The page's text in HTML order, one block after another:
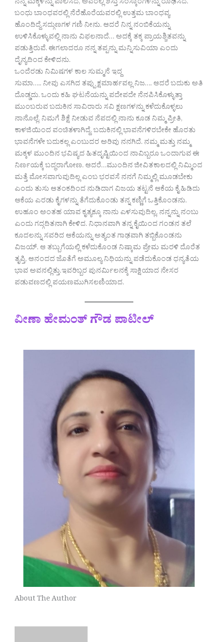
ನನ್ನ ಮಕ್ಕಳನ್ನು ಪಾಲಿಸಿದೆ, ಅವರಲ್ಲಿ ಶಿಸ್ತು ಸಂಸ್ಕಾರಗಳನ್ನು ರೂಢಿಸಿದೆ.
ಬಂಧು ಬಾಂಧವರಲ್ಲಿ ನೆರೆಹೊರೆಯವರಲ್ಲಿ ಉತ್ತಮ ಬಾಂಧವ್ಯ
ಹೊಂದಿದ್ದೆ.ಸದ್ಗುಣಗಳ ಗಣಿ ನೀನು. ಆದರೆ ನಿನ್ನ ನಂಬಿಕೆಯನ್ನು
ಉಳಿಸಿಕೊಳ್ಳುವಲ್ಲಿ ನಾನು ವಿಫಲನಾದೆ… ಅದಕ್ಕೆ ತಕ್ಕ ಪ್ರಾಯಶ್ಚಿತವನ್ನು
ಪಡುತ್ತಿರುವೆ. ಈಗಲಾದರೂ ನನ್ನ ತಪ್ಪನ್ನು ಮನ್ನಿಸುವಿಯಾ ಎಂದು
ದೈನ್ಯದಿಂದ ಕೇಳಿದನು.
ಒಂದೆರಡು ನಿಮಿಷಗಳ ಕಾಲ ಸುಮ್ಮನೆ ಇದ್ದ
ಸುಮಾ….. ನೀವು ಎಸಗಿದ ತಪ್ಪು ಕ್ಷಮಾರ್ಹವಲ್ಲ ನಿಜ…. ಆದರೆ ಬದುಕು ಅತಿ
ದೊಡ್ಡದು. ಒಂದು ಕಹಿ ಘಟನೆಯನ್ನು ಪದೇಪದೇ ನೆನಪಿಸಿಕೊಳ್ಳುತ್ತಾ
ಮುಂಬರುವ ಬದುಕಿನ ಸಾವಿರಾರು ಸವಿ ಕ್ಷಣಗಳನ್ನು ಕಳೆದುಕೊಳ್ಳಲು
ನಾನೊಲ್ಲೆ. ನಿಮಗೆ ಶಿಕ್ಷೆ ನೀಡುವ ನೆಪದಲ್ಲಿ ನಾನು ಕೂಡ ನಿಮ್ಮ ಪ್ರೀತಿ,
ಕಾಳಜಿಯಿಂದ ವಂಚಿತಳಾಗಿದ್ದೆ. ಬದುಕಿನಲ್ಲಿ ಭಾವನೆಗಳಿರಬೇಕೇ ಹೊರತು
ಭಾವನೆಗಳೇ ಬದುಕಲ್ಲ ಎಂಬುದರ ಅರಿವು ನನಗಿದೆ. ನಮ್ಮ ಮತ್ತು ನಮ್ಮ
ಮಕ್ಕಳ ಮುಂದಿನ ಭವಿಷ್ಯದ ಹಿತದೃಷ್ಟಿಯಿಂದ ನಾವಿಬ್ಬರೂ ಒಂದಾಗುವ ಈ
ನಿರ್ಣಯಕ್ಕೆ ಬದ್ಧರಾಗೋಣ. ಆದರೆ…ಮುಂದಿನ ಜೀವಿತಕಾಲದಲ್ಲಿ ನಿಮ್ಮಿಂದ
ಮತ್ತೆ ಮೋಸವಾಗುವುದಿಲ್ಲ ಎಂಬ ಭರವಸೆ ನನಗೆ ನಿಮ್ಮಲ್ಲಿ ಮೂಡಬೇಕು
ಎಂದು ತುಸು ಆತಂಕದಿಂದ ನುಡಿದಾಗ ವಿಜಯ ತಟ್ಟನೆ ಆಕೆಯ ಕೈ ಹಿಡಿದು
ಆಕೆಯ ಎರಡು ಕೈಗಳನ್ನು ತೆಗೆದುಕೊಂಡು ತನ್ನ ಕಣ್ಣಿಗೆ ಒತ್ತಿಕೊಂಡನು.
ಉಹೂಂ ಅಂತಹ ಯಾವ ಕೃತ್ಯಕ್ಕೂ ನಾನು ಎಳಸುವುದಿಲ್ಲ, ನನ್ನನ್ನು ನಂಬು
ಎಂದು ಗದ್ಗದಿತನಾಗಿ ಕೇಳಿದ. ನಿಧಾನವಾಗಿ ತನ್ನ ಕೈಯಿಂದ ಗಂಡನ ತಲೆ
ಕೂದಲನ್ನು ಸವರಿದ ಆಕೆಯನ್ನು ಅತ್ಯಂತ ಗಾಢವಾಗಿ ತಬ್ಬಿಕೊಂಡನು
ವಿಜಯ್. ಆ ತಬ್ಬುಗೆಯಲ್ಲಿ ಕಳೆದುಕೊಂಡ ನಿಷ್ಕಾಮ ಪ್ರೇಮ ಮರಳಿ ದೊರೆತ
ತೃಪ್ತಿ, ಆನಂದದ ಜೊತೆಗೆ ಅಮೂಲ್ಯ ನಿಧಿಯನ್ನು ಪಡೆದುಕೊಂಡ ಧನ್ಯತೆಯ
ಭಾವ ಅವನಲ್ಲಿತ್ತು.ಇವರಿಬ್ಬರ ಪುನರ್ಮಿಲನಕ್ಕೆ ಸಾಕ್ಷಿಯಾದ ನೇಸರ
ಪಡುವಣದಲ್ಲಿ ಪಯಣಮುಗಿಸಲಣಿಯಾದ.
ವೀಣಾ ಹೇಮಂತ್ ಗೌಡ ಪಾಟೀಲ್
About The Author